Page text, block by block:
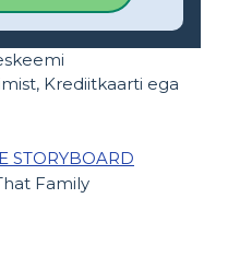
Krediitkaarti ega
STORYBOARD